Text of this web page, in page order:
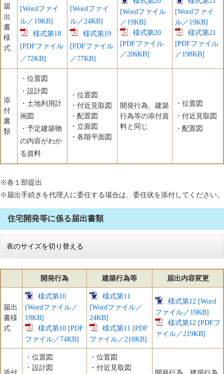
届
出
書
様
式
[Wordファイ
ル／19KB]
様式第18
[PDFファイル
／72KB]
[Wordファイ
ル／24KB]
様式第19
[PDFファイル
／77KB]
[Wordファイル
／19KB]
様式第20
[PDFファイル
／206KB]
[Wordファイ
ル／19KB]
様式第21
[PDFファイル
／198KB]
添
付
書
類
・位置図
・設計図
・土地利用計
画図
・予定建築物
の内容がわか
る資料
・位置図
・付近見取図
・配置図
・立面図
・各階平面図
開発行為、建築
行為等の添付資
料と同じ
・位置図
・付近見取図
・配置図
※各１部提出
※届出手続きを代理人に委任する場合は、委任状を添付してください。
住宅開発等に係る届出書類
表のサイズを切り替える
開発行為 建築行為等 届出内容変更
届出
書様
式
様式第10
[Wordファイル／
19KB]
様式第10 [PDF
ファイル／74KB]
様式第11
[Wordファイル／
24KB]
様式第11 [PDF
ファイル／218KB]
様式第12 [Word
ファイル／19KB]
様式第12 [PDFフ
ァイル／219KB]
・位置図
・設計図
・位置図
・付近見取図